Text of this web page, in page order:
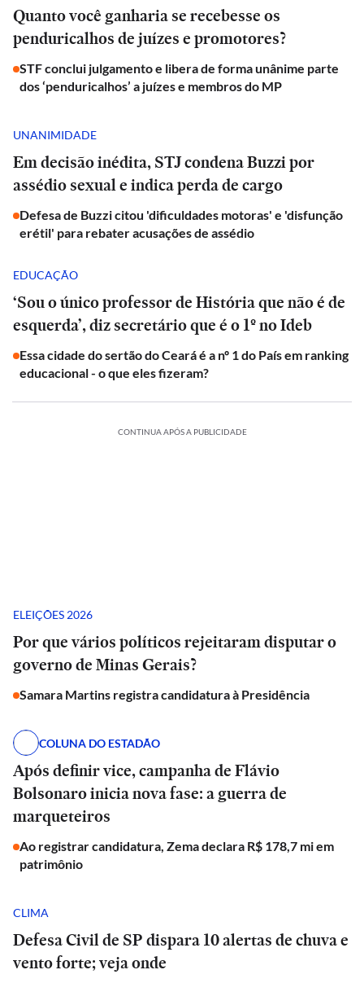
Quanto você ganharia se recebesse os
penduricalhos de juízes e promotores?
STF conclui julgamento e libera de forma unânime parte
dos ‘penduricalhos’ a juízes e membros do MP
UNANIMIDADE
Em decisão inédita, STJ condena Buzzi por
assédio sexual e indica perda de cargo
Defesa de Buzzi citou 'dificuldades motoras' e 'disfunção
erétil' para rebater acusações de assédio
EDUCAÇÃO
‘Sou o único professor de História que não é de
esquerda’, diz secretário que é o 1º no Ideb
Essa cidade do sertão do Ceará é a nº 1 do País em ranking
educacional - o que eles fizeram?
CONTINUA APÓS A PUBLICIDADE
ELEIÇÕES 2026
Por que vários políticos rejeitaram disputar o
governo de Minas Gerais?
Samara Martins registra candidatura à Presidência
COLUNA DO ESTADÃO
Após definir vice, campanha de Flávio
Bolsonaro inicia nova fase: a guerra de
marqueteiros
Ao registrar candidatura, Zema declara R$ 178,7 mi em
patrimônio
CLIMA
Defesa Civil de SP dispara 10 alertas de chuva e
vento forte; veja onde